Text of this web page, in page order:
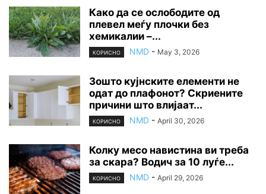
Како да се ослободите од
плевел меѓу плочки без
хемикалии –...
КОРИСНО NMD - May 3, 2026
Зошто кујнските елементи не
одат до плафонот? Скриените
причини што влијаат...
КОРИСНО NMD - April 30, 2026
Колку месо навистина ви треба
за скара? Водич за 10 луѓе...
КОРИСНО NMD - April 29, 2026